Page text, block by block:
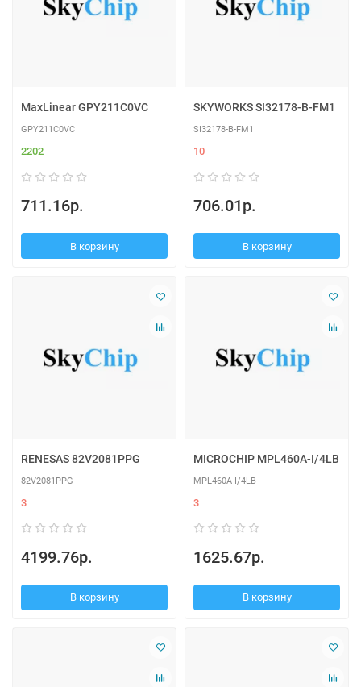
MaxLinear GPY211C0VC
GPY211C0VC
2202
711.16р.
В корзину
SKYWORKS SI32178-B-FM1
SI32178-B-FM1
10
706.01р.
В корзину
RENESAS 82V2081PPG
82V2081PPG
3
4199.76р.
В корзину
MICROCHIP MPL460A-I/4LB
MPL460A-I/4LB
3
1625.67р.
В корзину